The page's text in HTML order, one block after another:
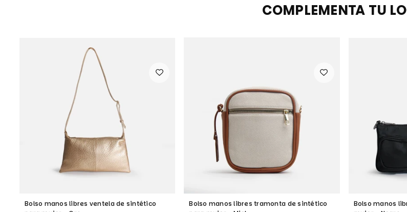
COMPLEMENTA TU
Bolso manos libres ventela de sintético
Bolso manos libres tramonta de sintético
Bolso manos